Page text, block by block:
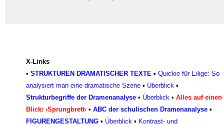
X-Links
• STRUKTUREN DRAMATISCHER TEXTE ▪ Quickie für Eilige: So
analysiert man eine dramatische Szene ▪ Überblick ▪
Strukturbegriffe der Dramenanalyse • Überblick • Alles auf einen
Blick: ›Sprungbrett‹ • ABC der schulischen Dramenanalyse ▪
FIGURENGESTALTUNG ▪ Überblick ▪ Kontrast- und